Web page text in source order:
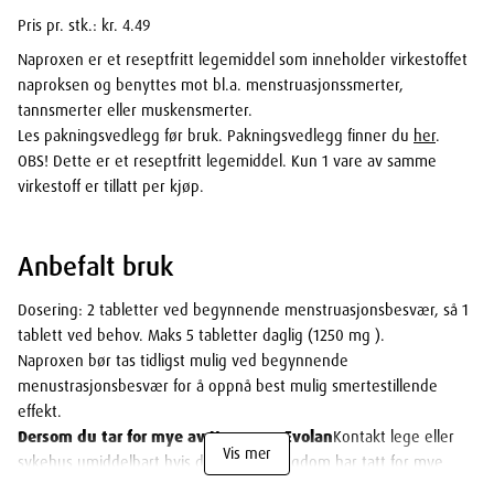
Pris pr. stk.: kr. 4.49
Naproxen er et reseptfritt legemiddel som inneholder virkestoffet
naproksen og benyttes mot bl.a. menstruasjonssmerter,
tannsmerter eller muskensmerter.
Les pakningsvedlegg før bruk. Pakningsvedlegg finner du her.
OBS! Dette er et reseptfritt legemiddel. Kun 1 vare av samme
virkestoff er tillatt per kjøp.
Anbefalt bruk
Dosering: 2 tabletter ved begynnende menstruasjonsbesvær, så 1
tablett ved behov. Maks 5 tabletter daglig (1250 mg ).
Naproxen bør tas tidligst mulig ved begynnende
menustrasjonsbesvær for å oppnå best mulig smertestillende
effekt.
Dersom du tar for mye av Naproxen EvolanKontakt lege eller
sykehus umiddelbart hvis du eller en ungdom har tatt for mye
Vis mer